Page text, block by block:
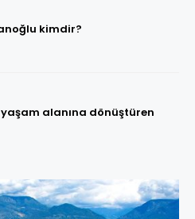
kimdir?
alanına dönüştüren